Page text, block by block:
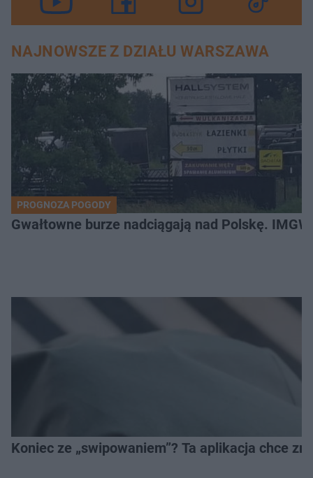
NAJNOWSZE Z DZIAŁU WARSZAWA
PROGNOZA POGODY
Gwałtowne burze nadciągają nad Polskę.
Koniec ze „swipowaniem”? Ta aplikacja chce